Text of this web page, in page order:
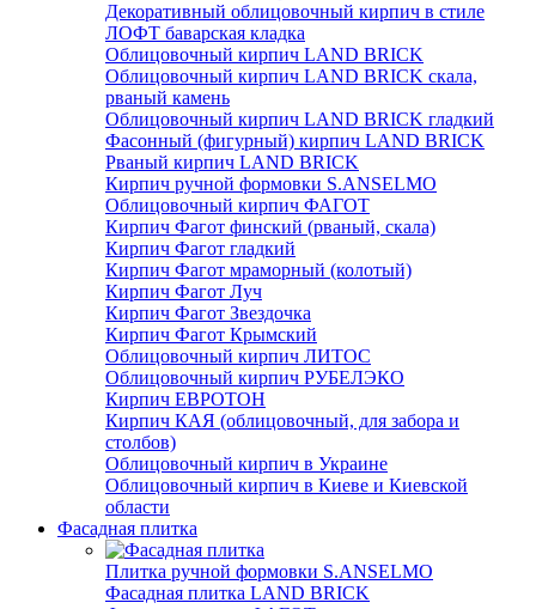
Декоративный облицовочный кирпич в стиле
ЛОФТ баварская кладка
Облицовочный кирпич LAND BRICK
Облицовочный кирпич LAND BRICK скала,
рваный камень
Облицовочный кирпич LAND BRICK гладкий
Фасонный (фигурный) кирпич LAND BRICK
Рваный кирпич LAND BRICK
Кирпич ручной формовки S.ANSELMO
Облицовочный кирпич ФАГОТ
Кирпич Фагот финский (рваный, скала)
Кирпич Фагот гладкий
Кирпич Фагот мраморный (колотый)
Кирпич Фагот Луч
Кирпич Фагот Звездочка
Кирпич Фагот Крымский
Облицовочный кирпич ЛИТОС
Облицовочный кирпич РУБЕЛЭКО
Кирпич ЕВРОТОН
Кирпич КАЯ (облицовочный, для забора и
столбов)
Облицовочный кирпич в Украине
Облицовочный кирпич в Киеве и Киевской
области
Фасадная плитка
Плитка ручной формовки S.ANSELMO
Фасадная плитка LAND BRICK